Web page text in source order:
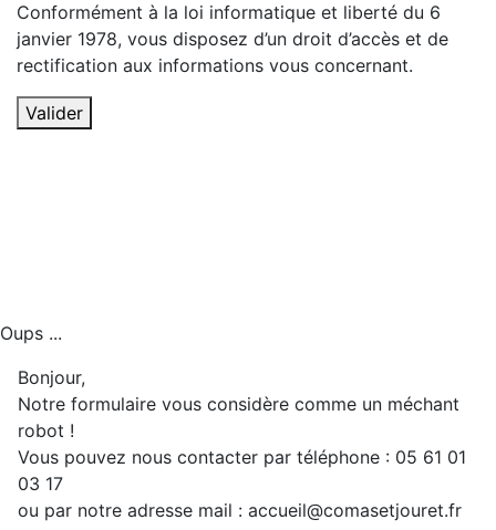
Conformément à la loi informatique et liberté du 6
janvier 1978, vous disposez d’un droit d’accès et de
rectification aux informations vous concernant.
Valider
Oups ...
Bonjour,
Notre formulaire vous considère comme un méchant
robot !
Vous pouvez nous contacter par téléphone : 05 61 01
03 17
ou par notre adresse mail : accueil@comasetjouret.fr